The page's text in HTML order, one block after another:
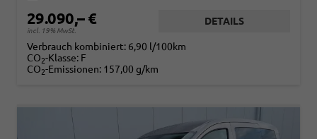
29.090,– €
incl. 19% MwSt.
DETAILS
Verbrauch kombiniert: 6,90 l/100km
CO2-Klasse: F
CO2-Emissionen: 157,00 g/km